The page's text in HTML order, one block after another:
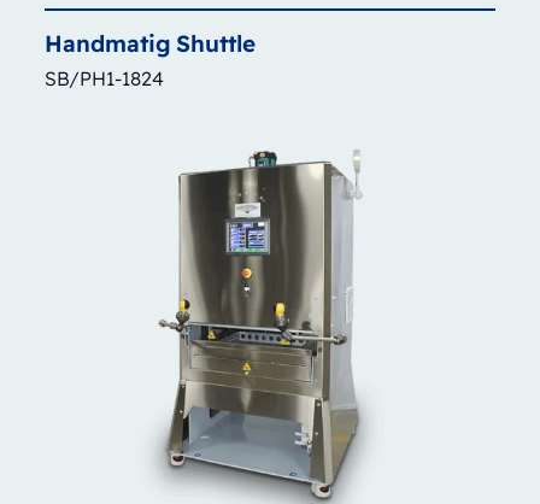
Handmatig Shuttle
SB/PH1-1824